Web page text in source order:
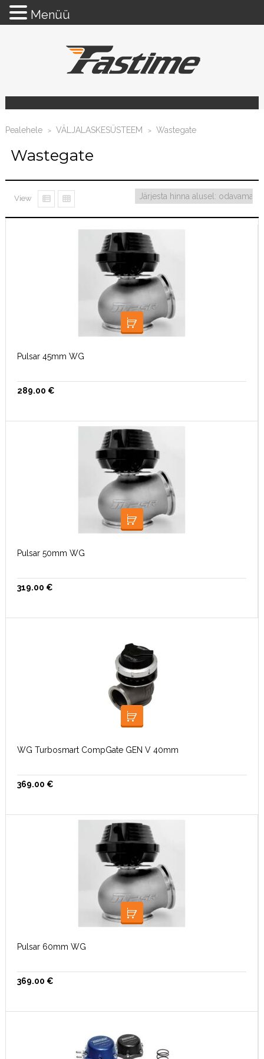
Pealehele > VÄLJALASKESÜSTEEM > Wastegate
Wastegate
View
LISA KORVI
Pulsar 45mm WG
289.00 €
LISA KORVI
Pulsar 50mm WG
319.00 €
WG Turbosmart CompGate GEN V 40mm
369.00 €
LISA KORVI
Pulsar 60mm WG
369.00 €
Menüü